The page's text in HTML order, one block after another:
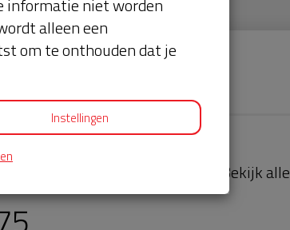
donaties Bekijk alle
alleen een
om te onthouden dat je
Instellingen